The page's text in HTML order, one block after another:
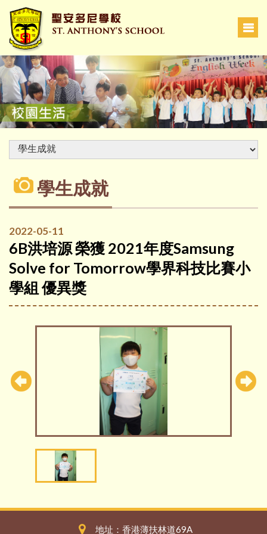
學生成就
2022-05-11
6B洪培源 榮獲 2021年度Samsung
Solve for Tomorrow學界科技比賽小
學組 優異獎
地址：香港薄扶林道69A